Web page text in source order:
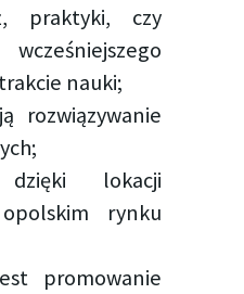
praktyki, czy
nauki;
rozwiązywanie
lokacji
rynku
promowanie